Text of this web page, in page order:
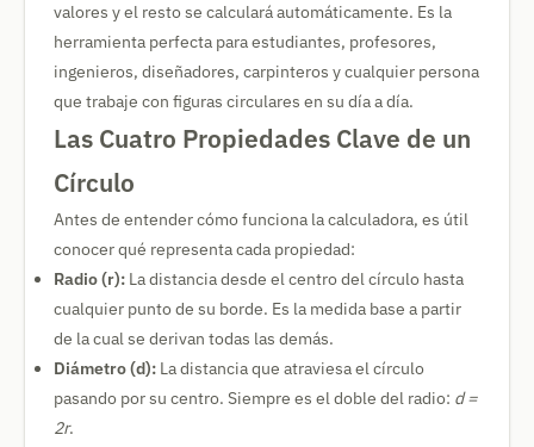
valores y el resto se calculará automáticamente. Es la
herramienta perfecta para estudiantes, profesores,
ingenieros, diseñadores, carpinteros y cualquier persona
que trabaje con figuras circulares en su día a día.
Las Cuatro Propiedades Clave de un
Círculo
Antes de entender cómo funciona la calculadora, es útil
conocer qué representa cada propiedad:
Radio (r): La distancia desde el centro del círculo hasta
cualquier punto de su borde. Es la medida base a partir
de la cual se derivan todas las demás.
Diámetro (d): La distancia que atraviesa el círculo
pasando por su centro. Siempre es el doble del radio: d =
2r.